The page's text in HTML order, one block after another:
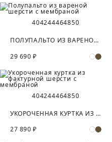
404244464850
ПОЛУПАЛЬТО ИЗ ВАРЕНОЙ ШЕРСТИ С МЕМБРАНОЙ
29 690 ₽
404244464850
УКОРОЧЕННАЯ КУРТКА ИЗ ФАКТУРНОЙ ШЕРСТИ С МЕМБРАНОЙ
27 890 ₽